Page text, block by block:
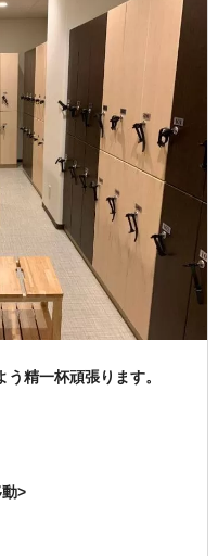
精一杯頑張ります。
>